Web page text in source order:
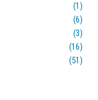
(1)
(6)
(3)
(16)
(51)